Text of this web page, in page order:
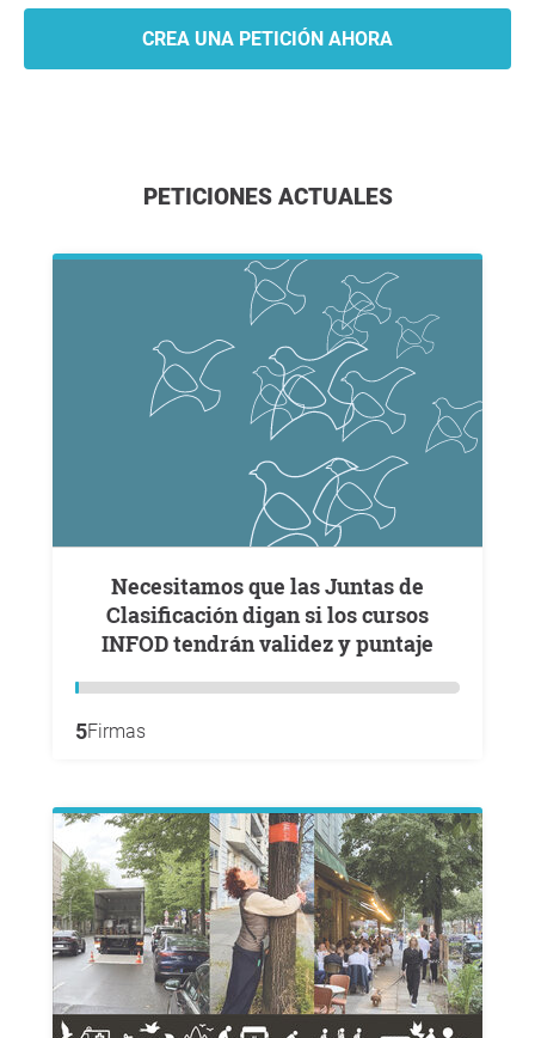
CREA UNA PETICIÓN AHORA
PETICIONES ACTUALES
Necesitamos que las Juntas de
Clasificación digan si los cursos
INFOD tendrán validez y puntaje
5Firmas